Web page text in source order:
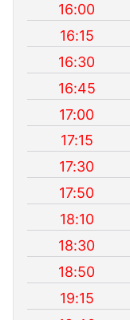
16:00
16:15
16:30
16:45
17:00
17:15
17:30
17:50
18:10
18:30
18:50
19:15